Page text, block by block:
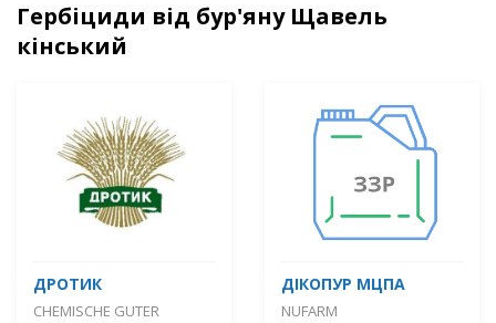
Гербіциди від бур'яну Щавель
кінський
ДРОТИК
CHEMISCHE GUTER
ДІКОПУР МЦПА
NUFARM